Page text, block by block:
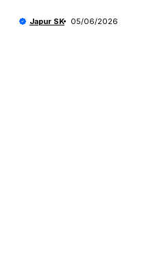
Japur SK 05/06/2026